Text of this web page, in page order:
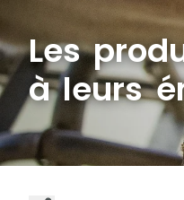
Les
à leurs